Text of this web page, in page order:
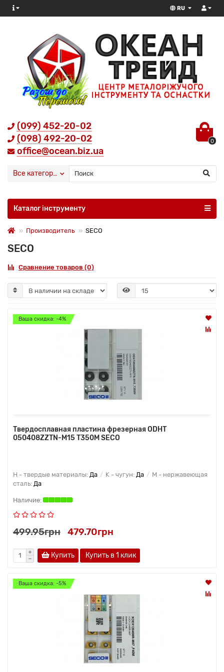
RU
(099) 452-20-02
(098) 492-20-02
office@ocean.biz.ua
0
Все категории
Каталог інструменту
Производитель SECO
SECO
Сравнение товаров (0)
Ваша скидка: -4%
Твердосплавная пластина фрезерная ODHT
050408ZZTN-M15 T350M SECO
H - твердые материалы: Да K - чугун: Да
M - нержавеющая
сталь: Да
499.95грн 479.70грн
Купить Купить в 1 клик
Ваша скидка: -5%